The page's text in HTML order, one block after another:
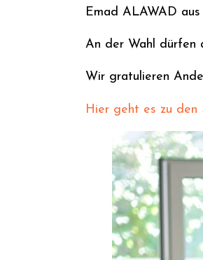
Emad ALAWAD
An der Wahl dürfen
Wir gratulieren
Hier geht es zu den